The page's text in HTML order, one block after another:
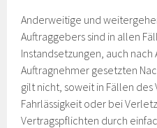
Anderweitige und
Auftraggebers sind in allen
Instandsetzungen, auch
Auftragnehmer gesetzten
gilt nicht, soweit in Fällen
Fahrlässigkeit oder bei
Vertragspflichten durch